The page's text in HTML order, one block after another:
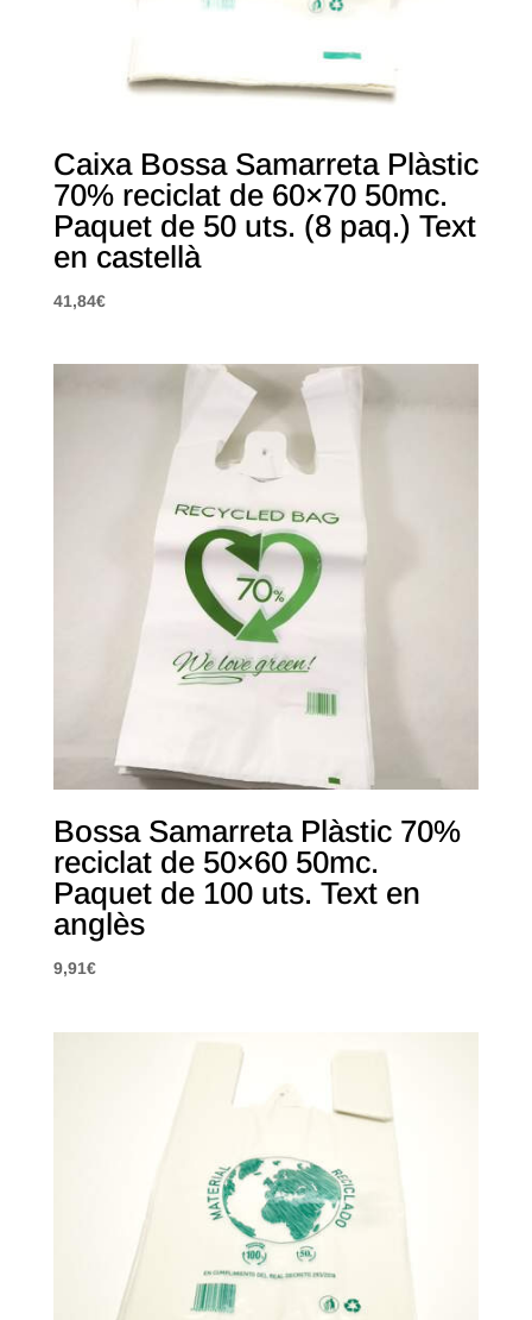
Caixa Bossa Samarreta Plàstic
70% reciclat de 60×70 50mc.
Paquet de 50 uts. (8 paq.) Text
en castellà
41,84€
Bossa Samarreta Plàstic 70%
reciclat de 50×60 50mc.
Paquet de 100 uts. Text en
anglès
9,91€